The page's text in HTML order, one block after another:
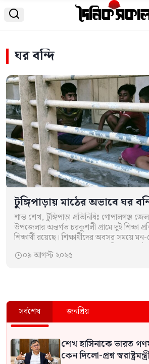

ঘর বন্দি
টুঙ্গিপাড়ায় মাঠের অভাবে ঘর
শান্ত শেখ, টুঙ্গিপাড়া প্রতিনিধিঃ গোপালগঞ্জ
উপজেলার অন্তর্গত চরকুশলী গ্রামে দুই শিক্ষা
শিক্ষার্থী রয়েছে। শিক্ষার্থীদের অবসর সময়ে
প্রয়োজন খেলাধুলা। অথচ, চরকুশলি গ্রামে নেই
০৯ আগস্ট ২০২৫
সর্বশেষ জনপ্রিয়
শেখ হাসিনাকে ভারত
কেন দিলো-প্রশ্ন